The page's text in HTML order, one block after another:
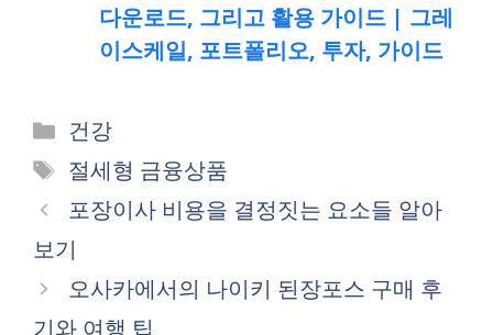
다운로드, 그리고 활용 가이드 | 그레
이스케일, 포트폴리오, 투자, 가이드
Categories
건강
Tags
절세형 금융상품
포장이사 비용을 결정짓는 요소들 알아
보기
오사카에서의 나이키 된장포스 구매 후
기와 여행 팁